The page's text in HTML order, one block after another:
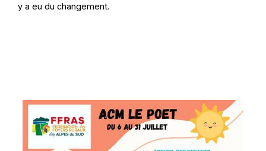
y a eu du changement.